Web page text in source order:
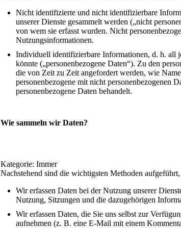
Nicht identifizierte und nicht identifizierbare
unserer Dienste gesammelt werden („nicht
von wem sie erfasst wurden. Nicht
Nutzungsinformationen.
Individuell identifizierbare Informationen, d. h. all
könnte („personenbezogene Daten“). Zu den
die von Zeit zu Zeit angefordert werden, wie
personenbezogene mit nicht personenbezogenen
personenbezogene Daten behandelt.
Wie sammeln wir Daten?
Kategorie: Immer
Nachstehend sind die wichtigsten Methoden
Wir erfassen Daten bei der Nutzung unserer
Nutzung, Sitzungen und die dazugehörigen
Wir erfassen Daten, die Sie uns selbst zur
aufnehmen (z. B. eine E-Mail mit einem